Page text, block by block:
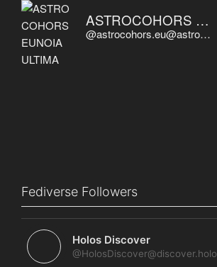
ASTROCOHORS EUNOIA ULTIMA
@astrocohors.eu@astrocohors.eu
Fediverse Followers
Holos Discover